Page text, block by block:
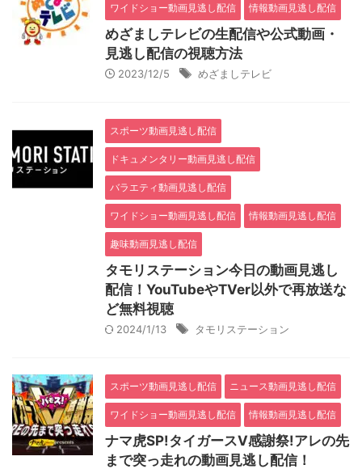
ワイドショー動画見逃し配信 情報動画見逃し配信
めざましテレビの生配信や公式動画・
見逃し配信の視聴方法
2023/12/5 めざましテレビ
スポーツ動画見逃し配信
ドキュメンタリー動画見逃し配信
バラエティ動画見逃し配信
ワイドショー動画見逃し配信 情報動画見逃し配信
趣味動画見逃し配信
タモリステーション今日の動画見逃し
配信！YouTubeやTVer以外で再放送な
ど無料視聴
2024/1/13 タモリステーション
スポーツ動画見逃し配信 ニュース動画見逃し配信
ワイドショー動画見逃し配信 情報動画見逃し配信
ナマ虎SP!タイガースV感謝祭!アレの先
まで突っ走れの動画見逃し配信！